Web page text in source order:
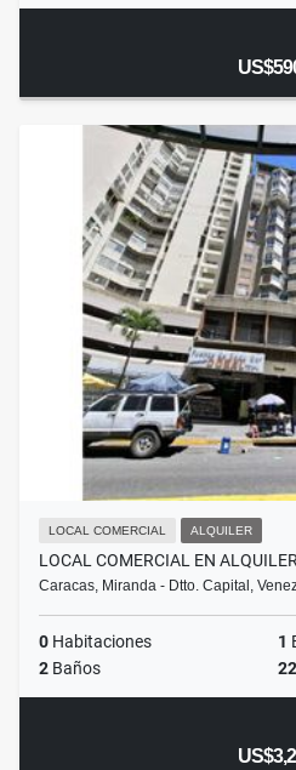
LOCAL COMERCIAL ALQUILER
LOCAL COMERCIAL EN
Caracas, Miranda - Dtto. Capital,
0 Habitaciones 1
2 Baños